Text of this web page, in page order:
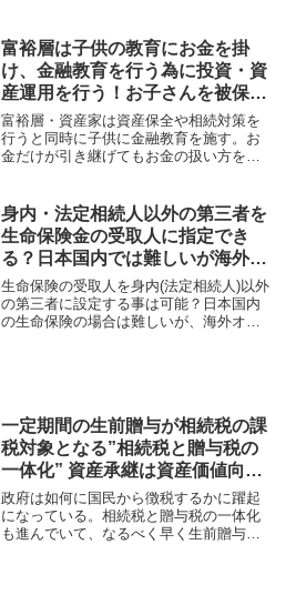
り、日本から出国する人から徴税したく
て仕方ないようだ。税金大国、日本！
富裕層は子供の教育にお金を掛
け、金融教育を行う為に投資・資
産運用を行う！お子さんを被保険
者に生命保険を契約させる資産家
は多い！
富裕層・資産家は資産保全や相続対策を
行うと同時に子供に金融教育を施す。お
金だけが引き継げてもお金の扱い方を分
その商品の説明をしていくだけでもかな
りの金融教育となる。
身内・法定相続人以外の第三者を
生命保険金の受取人に指定でき
る？日本国内では難しいが海外オ
フショアでは一般的に設定可能！
生命保険の受取人を身内(法定相続人)以外
の第三者に設定する事は可能？日本国内
の生命保険の場合は難しいが、海外オフ
一定期間の生前贈与が相続税の課
税対象となる”相続税と贈与税の
一体化” 資産承継は資産価値向上
も含めて急いで検討すべき状況と
言える！
政府は如何に国民から徴税するかに躍起
になっている。相続税と贈与税の一体化
も進んでいて、なるべく早く生前贈与や